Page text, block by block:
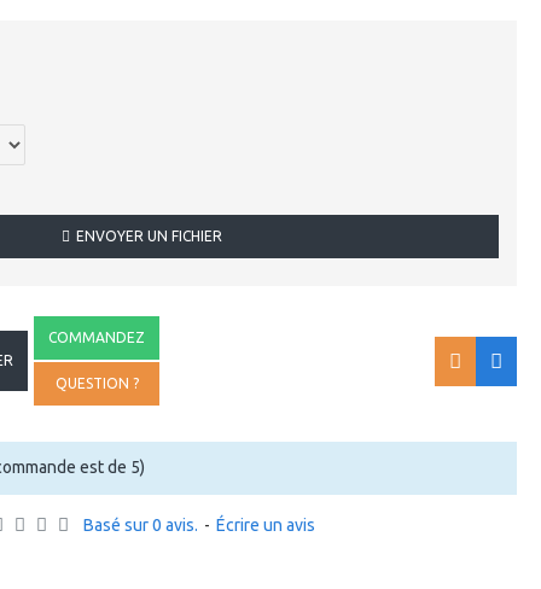
Basé sur 0 avis. - Écrire un avis
ENVOYER UN FICHIER
COMMANDEZ
QUESTION ?
est de 5)